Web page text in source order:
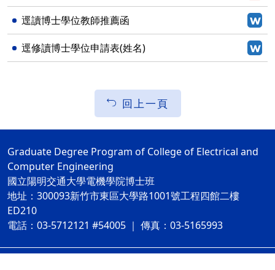
逕讀博士學位教師推薦函
逕修讀博士學位申請表(姓名)
回上一頁
Graduate Degree Program of College of Electrical and
Computer Engineering
國立陽明交通大學電機學院博士班
地址：300093新竹市東區大學路1001號工程四館二樓
ED210
電話：03-5712121 #54005 ｜ 傳真：03-5165993